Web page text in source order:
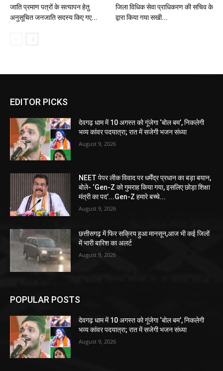
जाति प्रमाण पत्रों के सत्यापन हेतु
अनुसूचित जनजाति सदस्य किए गए...
जिला विधिक सेवा प्राधिकरण की सचिव के
द्वारा किया गया सखी...
EDITOR PICKS
देवगढ़ धाम में 10 अगस्त को गूंजेगा ‘बोल बम’, निकलेगी
भव्य कांवर पदयात्रा; रात में सजेगी भजन संध्या
August 9, 2026
NEET पेपर लीक विवाद पर धर्मेंद्र प्रधान का बड़ा बयान,
बोले- ‘Gen-Z को गुमराह किया गया, इसलिए छोड़ा शिक्षा
मंत्री का पद’...Gen-Z हमारे बच्चे...
August 9, 2026
छत्तीसगढ़ में फिर सक्रिय हुआ मानसून,आज भी कई जिलों
में भारी बारिश का अलर्ट
August 9, 2026
POPULAR POSTS
देवगढ़ धाम में 10 अगस्त को गूंजेगा ‘बोल बम’, निकलेगी
भव्य कांवर पदयात्रा; रात में सजेगी भजन संध्या
August 9, 2026